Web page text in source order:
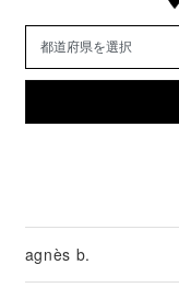
agnès b.